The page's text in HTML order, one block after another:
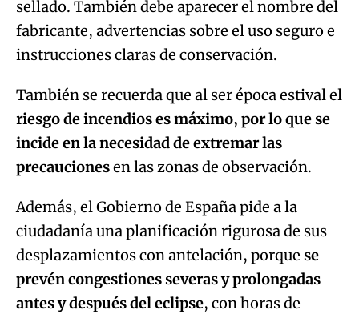
sellado. También debe aparecer el nombre del
fabricante, advertencias sobre el uso seguro e
instrucciones claras de conservación.
También se recuerda que al ser época estival el
riesgo de incendios es máximo, por lo que se
incide en la necesidad de extremar las
precaucionesen las zonas de observación.
Además, el Gobierno de España pide a la
ciudadanía una planificación rigurosa de sus
desplazamientos con antelación, porque se
prevén congestiones severas y prolongadas
antes y después del eclipse, con horas de